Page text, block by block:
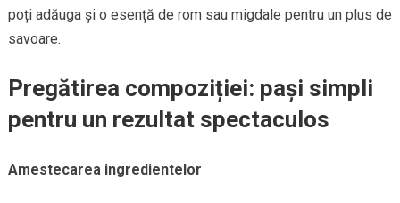
poți adăuga și o esență de rom sau migdale pentru un plus de
savoare.
Pregătirea compoziției: pași simpli
pentru un rezultat spectaculos
Amestecarea ingredientelor